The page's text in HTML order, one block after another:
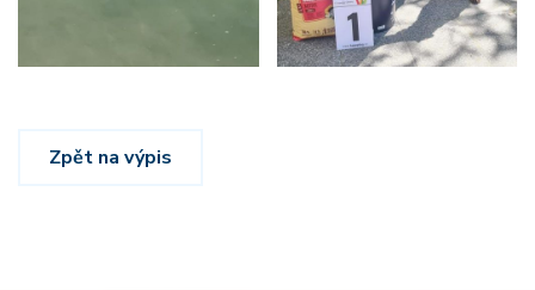
Zpět na výpis